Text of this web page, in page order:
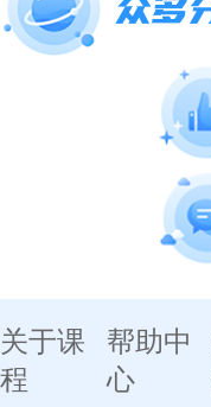
关于课
程
帮助中
心